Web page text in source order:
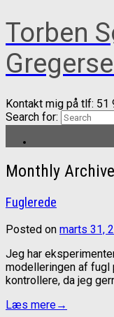
Torben
Kontakt mig på tlf: 51
Search for:
Monthly
Fuglerede
Posted on marts 31,
Jeg har
modelleringen af fugl
kontrollere, da jeg
Læs mere→